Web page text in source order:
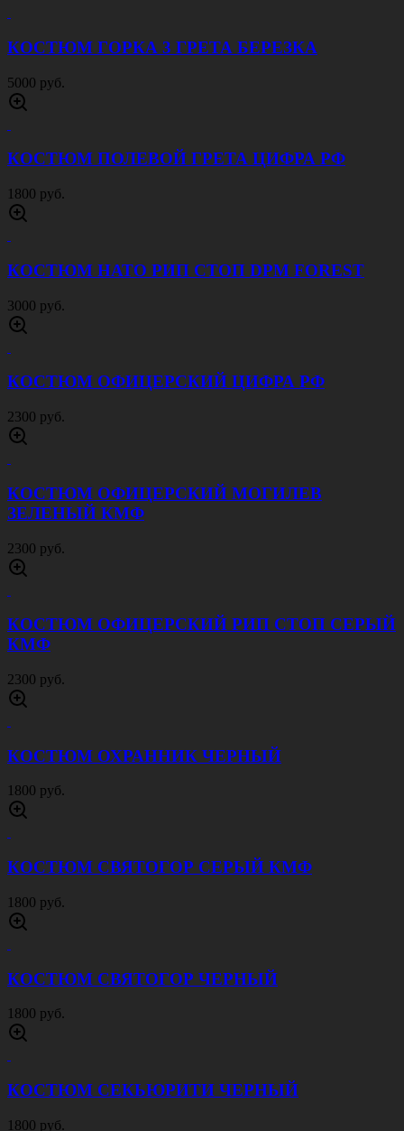
КОСТЮМ ГОРКА 3 ГРЕТА БЕРЕЗКА
5000 руб.
КОСТЮМ ПОЛЕВОЙ ГРЕТА ЦИФРА РФ
1800 руб.
КОСТЮМ НАТО РИП СТОП DPM FOREST
3000 руб.
КОСТЮМ ОФИЦЕРСКИЙ ЦИФРА РФ
2300 руб.
КОСТЮМ ОФИЦЕРСКИЙ МОГИЛЕВ
ЗЕЛЕНЫЙ КМФ
2300 руб.
КОСТЮМ ОФИЦЕРСКИЙ РИП СТОП СЕРЫЙ
КМФ
2300 руб.
КОСТЮМ ОХРАННИК ЧЕРНЫЙ
1800 руб.
КОСТЮМ СВЯТОГОР СЕРЫЙ КМФ
1800 руб.
КОСТЮМ СВЯТОГОР ЧЕРНЫЙ
1800 руб.
КОСТЮМ СЕКЬЮРИТИ ЧЕРНЫЙ
1800 руб.